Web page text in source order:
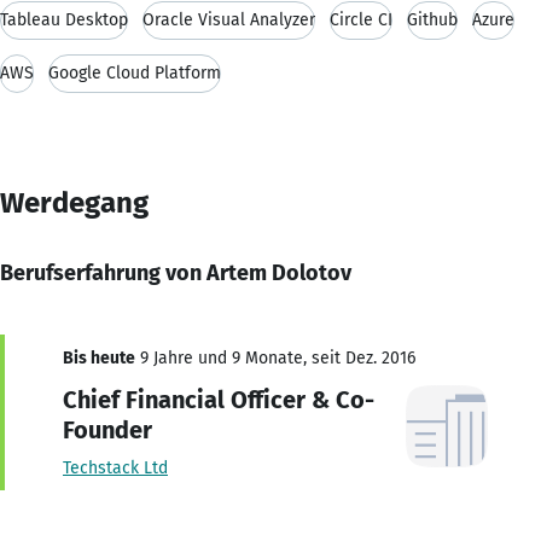
Tableau Desktop Oracle Visual Analyzer Circle CI Github Azure
AWS Google Cloud Platform
Werdegang
Berufserfahrung von Artem Dolotov
Bis heute 9 Jahre und 9 Monate, seit Dez. 2016
Chief Financial Officer & Co-
Founder
Techstack Ltd